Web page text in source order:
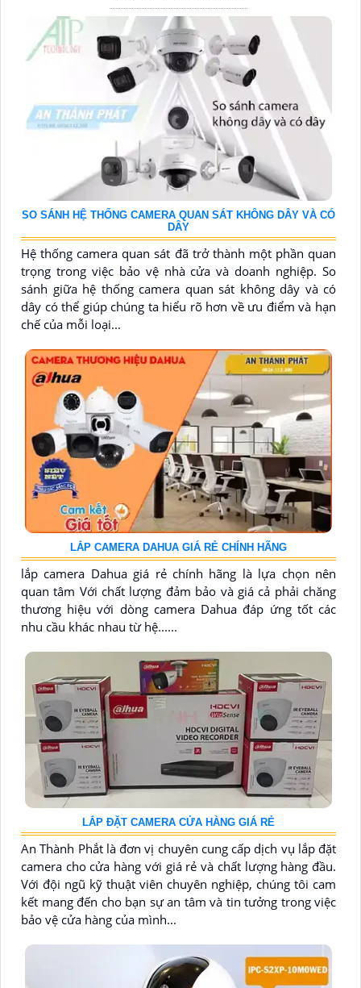
SO SÁNH HỆ THỐNG CAMERA QUAN SÁT KHÔNG DÂY VÀ CÓ
DÂY
Hệ thống camera quan sát đã trở thành một phần quan
trọng trong việc bảo vệ nhà cửa và doanh nghiệp. So
sánh giữa hệ thống camera quan sát không dây và có
dây có thể giúp chúng ta hiểu rõ hơn về ưu điểm và hạn
chế của mỗi loại...
LẮP CAMERA DAHUA GIÁ RẺ CHÍNH HÃNG
lắp camera Dahua giá rẻ chính hãng là lựa chọn nên
quan tâm Với chất lượng đảm bảo và giá cả phải chăng
thương hiệu với dòng camera Dahua đáp ứng tốt các
nhu cầu khác nhau từ hệ......
LẮP ĐẶT CAMERA CỬA HÀNG GIÁ RẺ
An Thành Phắt là đơn vị chuyên cung cấp dịch vụ lắp đặt
camera cho cửa hàng với giá rẻ và chất lượng hàng đầu.
Với đội ngũ kỹ thuật viên chuyên nghiệp, chúng tôi cam
kết mang đến cho bạn sự an tâm và tin tưởng trong việc
bảo vệ cửa hàng của mình...